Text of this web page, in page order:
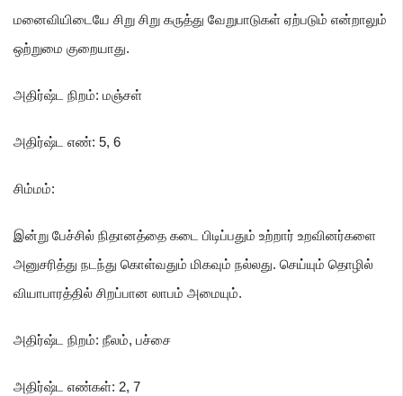
மனைவியிடையே சிறு சிறு கருத்து வேறுபாடுகள் ஏற்படும் என்றாலும்
ஒற்றுமை குறையாது.
அதிர்ஷ்ட நிறம்: மஞ்சள்
அதிர்ஷ்ட எண்: 5, 6
சிம்மம்:
இன்று பேச்சில் நிதானத்தை கடை பிடிப்பதும் உற்றார் உறவினர்களை
அனுசரித்து நடந்து கொள்வதும் மிகவும் நல்லது. செய்யும் தொழில்
வியாபாரத்தில் சிறப்பான லாபம் அமையும்.
அதிர்ஷ்ட நிறம்: நீலம், பச்சை
அதிர்ஷ்ட எண்கள்: 2, 7